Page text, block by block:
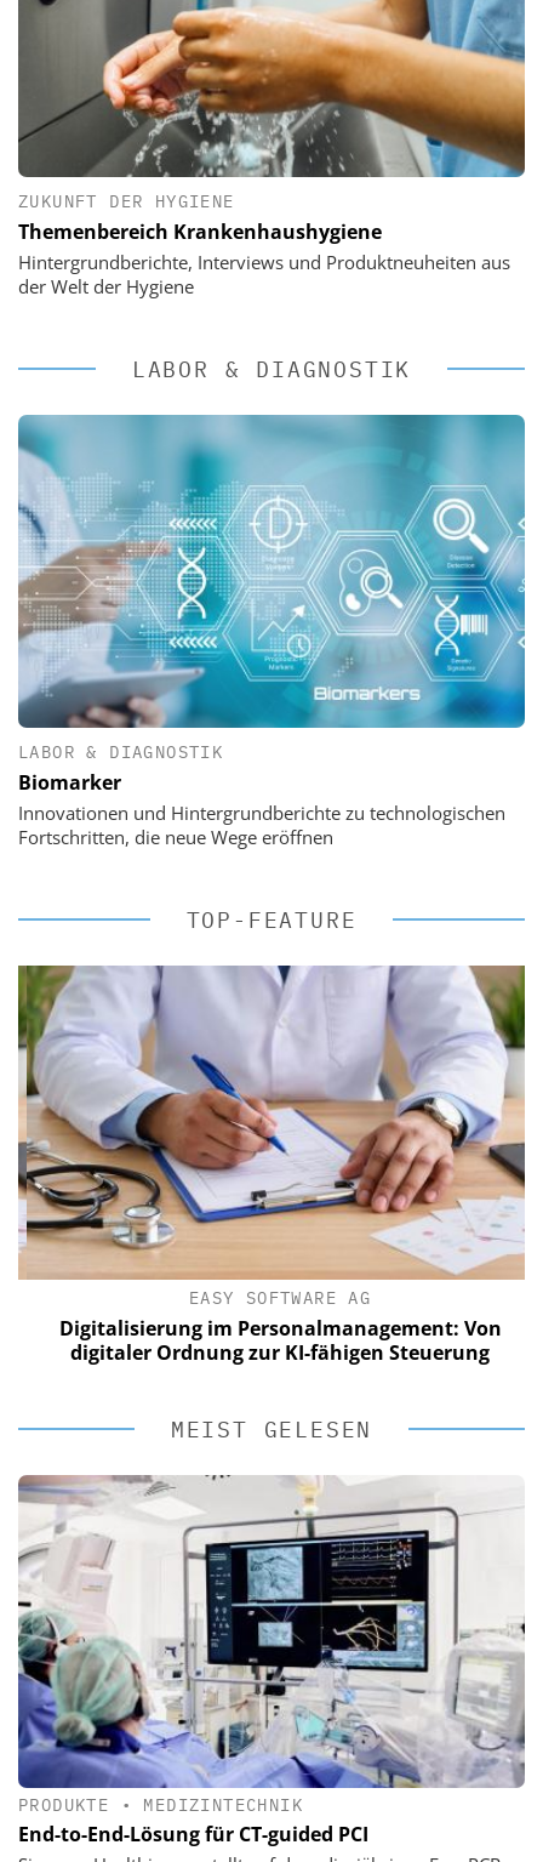
ZUKUNFT DER HYGIENE
Themenbereich Krankenhaushygiene
Hintergrundberichte, Interviews und Produktneuheiten aus
der Welt der Hygiene
LABOR & DIAGNOSTIK
LABOR & DIAGNOSTIK
Biomarker
Innovationen und Hintergrundberichte zu technologischen
Fortschritten, die neue Wege eröffnen
TOP-FEATURE
EASY SOFTWARE AG
Digitalisierung im Personalmanagement: Von
digitaler Ordnung zur KI-fähigen Steuerung
MEIST GELESEN
PRODUKTE • MEDIZINTECHNIK
End-to-End-Lösung für CT-guided PCI